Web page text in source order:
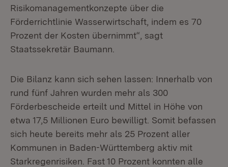
Risikomanagementkonzepte über die
Förderrichtlinie Wasserwirtschaft, indem es 70
Prozent der Kosten übernimmt“, sagt
Staatssekretär Baumann.
Die Bilanz kann sich sehen lassen: Innerhalb von
rund fünf Jahren wurden mehr als 300
Förderbescheide erteilt und Mittel in Höhe von
etwa 17,5 Millionen Euro bewilligt. Somit befassen
sich heute bereits mehr als 25 Prozent aller
Kommunen in Baden-Württemberg aktiv mit
Starkregenrisiken. Fast 10 Prozent konnten alle